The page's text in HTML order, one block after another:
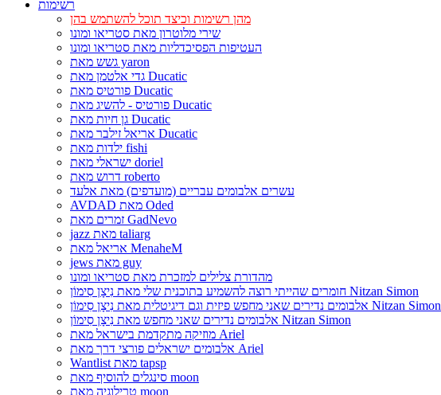
רשימות
מהן רשימות וכיצד תוכל להשתמש בהן
שירי מלוטרון מאת סטריאו ומונו
העטיפות הפסיכדליות מאת סטריאו ומונו
גשש מאת yaron
גדי אלטמן מאת Ducatic
פורטיס מאת Ducatic
פורטיס - להשיג מאת Ducatic
גן חיות מאת Ducatic
אריאל זילבר מאת Ducatic
ילדות מאת fishi
ישראלי מאת doriel
דרוש מאת roberto
עשרים אלבומים עבריים (מועדפים) מאת אלעד
AVDAD מאת Oded
זמרים מאת GadNevo
jazz מאת taliarg
אריאל מאת MenaheM
jews מאת guy
מהדורת צלילים למזכרת מאת סטריאו ומונו
חומרים שהייתי רוצה להשמיע בתוכנית שלי מאת נִיצָן סִימוֹן Nitzan Simon
אלבומים נדירים שאני מחפש פיזית וגם דיגיטלית מאת נִיצָן סִימוֹן Nitzan Simon
אלבומים נדירים שאני מחפש מאת נִיצָן סִימוֹן Nitzan Simon
מוזיקה מתקדמת בישראל מאת Ariel
אלבומים ישראלים פורצי דרך מאת Ariel
Wantlist מאת tapsp
סינגלים להוסיף מאת moon
טרילוגיה מאת moon